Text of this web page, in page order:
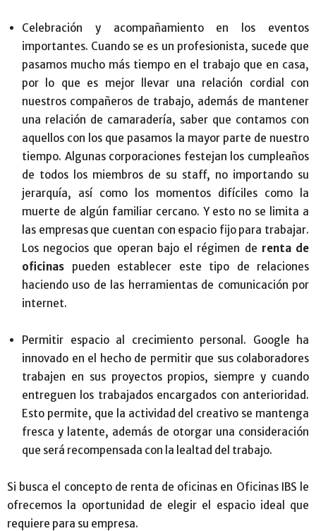
Celebración y acompañamiento en los eventos
importantes. Cuando se es un profesionista, sucede que
pasamos mucho más tiempo en el trabajo que en casa,
por lo que es mejor llevar una relación cordial con
nuestros compañeros de trabajo, además de mantener
una relación de camaradería, saber que contamos con
aquellos con los que pasamos la mayor parte de nuestro
tiempo. Algunas corporaciones festejan los cumpleaños
de todos los miembros de su staff, no importando su
jerarquía, así como los momentos difíciles como la
muerte de algún familiar cercano. Y esto no se limita a
las empresas que cuentan con espacio fijo para trabajar.
Los negocios que operan bajo el régimen de renta de
oficinas pueden establecer este tipo de relaciones
haciendo uso de las herramientas de comunicación por
internet.
Permitir espacio al crecimiento personal. Google ha
innovado en el hecho de permitir que sus colaboradores
trabajen en sus proyectos propios, siempre y cuando
entreguen los trabajados encargados con anterioridad.
Esto permite, que la actividad del creativo se mantenga
fresca y latente, además de otorgar una consideración
que será recompensada con la lealtad del trabajo.
Si busca el concepto de renta de oficinas en Oficinas IBS le
ofrecemos la oportunidad de elegir el espacio ideal que
requiere para su empresa.